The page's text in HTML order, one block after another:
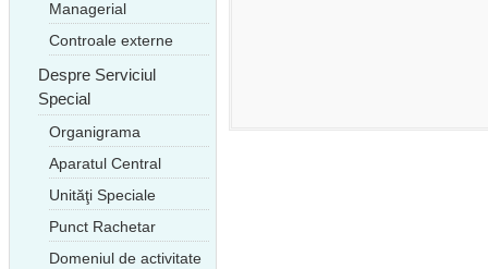
Managerial
Controale externe
Despre Serviciul
Special
Organigrama
Aparatul Central
Unităţi Speciale
Punct Rachetar
Domeniul de activitate